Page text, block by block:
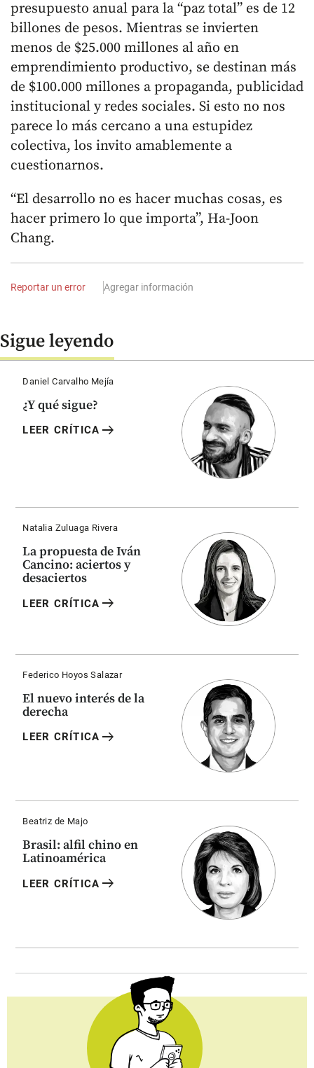
presupuesto anual para la “paz total” es de 12
billones de pesos. Mientras se invierten
menos de $25.000 millones al año en
emprendimiento productivo, se destinan más
de $100.000 millones a propaganda, publicidad
institucional y redes sociales. Si esto no nos
parece lo más cercano a una estupidez
colectiva, los invito amablemente a
cuestionarnos.
“El desarrollo no es hacer muchas cosas, es
hacer primero lo que importa”, Ha-Joon
Chang.
Reportar un error Agregar información
Sigue leyendo
Daniel Carvalho Mejía
¿Y qué sigue?
LEER CRÍTICA arrow_right_alt
Natalia Zuluaga Rivera
La propuesta de Iván
Cancino: aciertos y
desaciertos
LEER CRÍTICA arrow_right_alt
Federico Hoyos Salazar
El nuevo interés de la
derecha
LEER CRÍTICA arrow_right_alt
Beatriz de Majo
Brasil: alfil chino en
Latinoamérica
LEER CRÍTICA arrow_right_alt